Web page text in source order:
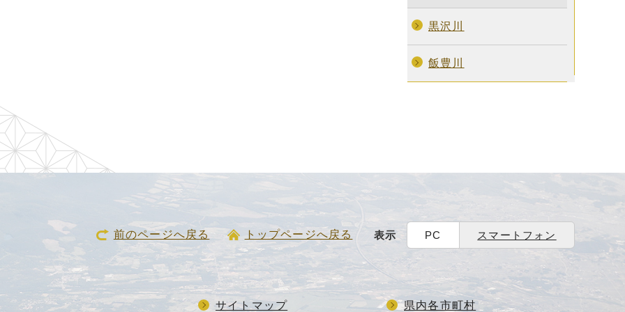
黒沢川
飯豊川
前のページへ戻る トップページへ戻る 表示 PC スマートフォン
サイトマップ 県内各市町村